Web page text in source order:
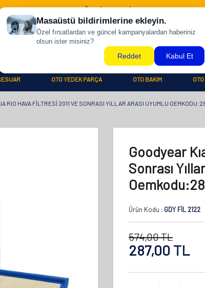
500 TL ÜZERİ KARGO BİZDEN !
OTO YEDEK PARÇA OTO BAKIM
RIO HAVA FILTRESI 2011 VE SONRASI YILLAR ARASI UYUMLU
Goodyear
Sonrası
Ürün Kodu : GDY FİL 2122
574,00TL
287,00 TL